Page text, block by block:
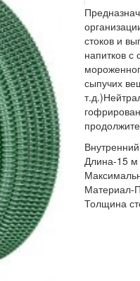
стоков и
напитков
сыпучих
Длина-15 м
Материал-
Толщина